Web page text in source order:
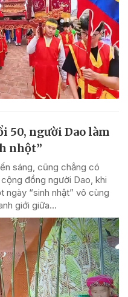
50, người Dao làm
nhột”
sáng, cũng chẳng có
đồng người Dao, khi
“sinh nhật” vô cùng
giới giữa...